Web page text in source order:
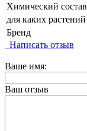
Химический состав
для каких растений
Бренд
Написать отзыв
Ваше имя:
Ваш отзыв